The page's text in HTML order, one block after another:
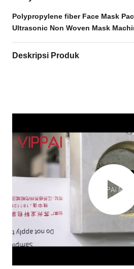
Polypropylene fiber Face Mask
Ultrasonic Non Woven Mask
Deskripsi Produk